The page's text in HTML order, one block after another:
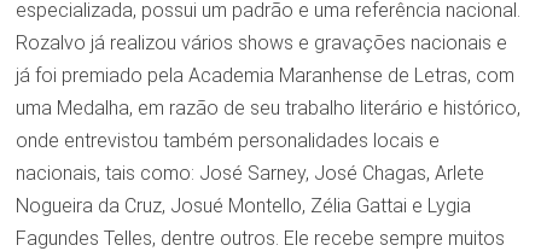
especializada, possui um padrão e uma referência nacional.
Rozalvo já realizou vários shows e gravações nacionais e
já foi premiado pela Academia Maranhense de Letras, com
uma Medalha, em razão de seu trabalho literário e histórico,
onde entrevistou também personalidades locais e
nacionais, tais como: José Sarney, José Chagas, Arlete
Nogueira da Cruz, Josué Montello, Zélia Gattai e Lygia
Fagundes Telles, dentre outros. Ele recebe sempre muitos